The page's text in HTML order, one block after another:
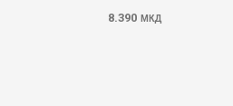
8.390 МКД